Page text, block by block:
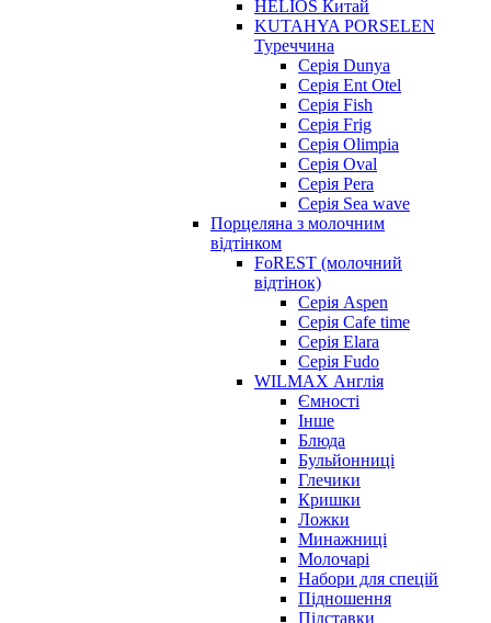
HELIOS Китай
KUTAHYA PORSELEN
Туреччина
Серія Dunya
Серія Ent Otel
Серія Fish
Серія Frig
Серія Olimpia
Серія Oval
Серія Pera
Серія Sea wave
Порцеляна з молочним
відтінком
FoREST (молочний
відтінок)
Серія Aspen
Серія Cafe time
Серія Elara
Серія Fudo
WILMAX Англія
Ємності
Інше
Блюда
Бульйонниці
Глечики
Кришки
Ложки
Минажниці
Молочарі
Набори для спецій
Підношення
Підставки